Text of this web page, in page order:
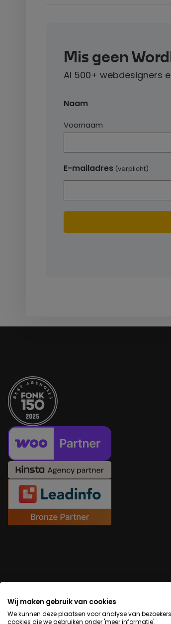
Wij maken gebruik van cookies
We kunnen deze plaatsen voor analyse van
cookies die we gebruiken onder 'meer informatie'.
Mis geen
Al 500+ webdesigners
Naam
Voornaam
E-mailadres (verplicht)